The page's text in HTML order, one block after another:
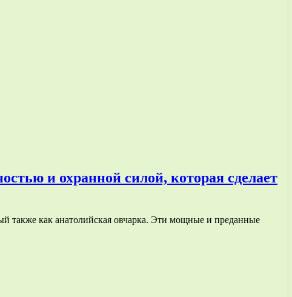
и охранной силой, которая сделает
также как анатолийская овчарка. Эти мощные и преданные